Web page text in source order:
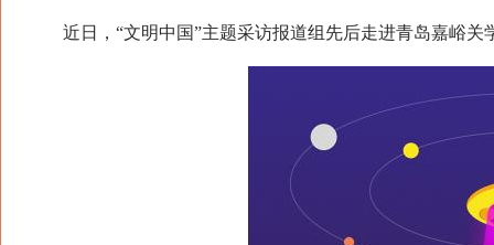
近日，“文明中国”主题采访报道组先后走进青岛嘉峪关